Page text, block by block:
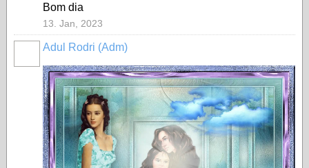
Bom dia
13. Jan, 2023
Adul Rodri (Adm)